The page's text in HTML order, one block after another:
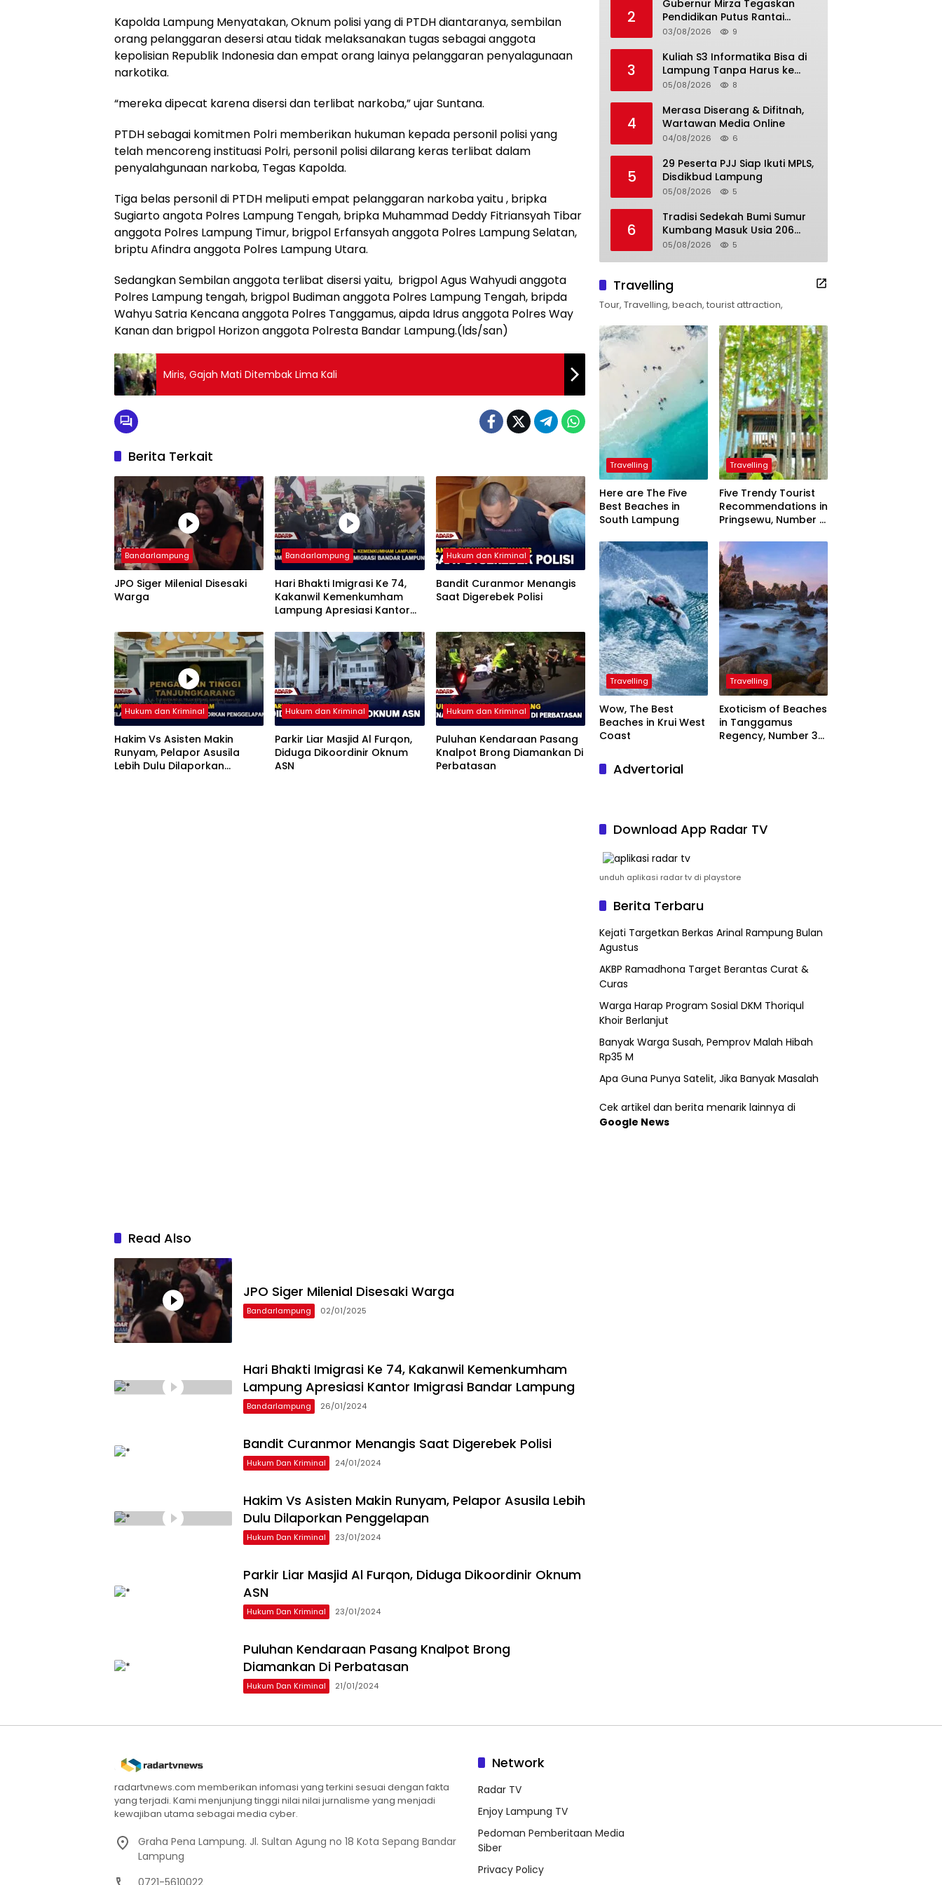
Kapolda Lampung Menyatakan, Oknum polisi yang di PTDH diantaranya, sembilan
orang pelanggaran desersi atau tidak melaksanakan tugas sebagai anggota
kepolisian Republik Indonesia dan empat orang lainya pelanggaran penyalagunaan
narkotika.
“mereka dipecat karena disersi dan terlibat narkoba,” ujar Suntana.
PTDH sebagai komitmen Polri memberikan hukuman kepada personil polisi yang
telah mencoreng instituasi Polri, personil polisi dilarang keras terlibat dalam
penyalahgunaan narkoba, Tegas Kapolda.
Tiga belas personil di PTDH meliputi empat pelanggaran narkoba yaitu , bripka
Sugiarto angota Polres Lampung Tengah, bripka Muhammad Deddy Fitriansyah Tibar
anggota Polres Lampung Timur, brigpol Erfansyah anggota Polres Lampung Selatan,
briptu Afindra anggota Polres Lampung Utara.
Sedangkan Sembilan anggota terlibat disersi yaitu, brigpol Agus Wahyudi anggota
Polres Lampung tengah, brigpol Budiman anggota Polres Lampung Tengah, bripda
Wahyu Satria Kencana anggota Polres Tanggamus, aipda Idrus anggota Polres Way
Kanan dan brigpol Horizon anggota Polresta Bandar Lampung.(lds/san)
Miris, Gajah Mati Ditembak Lima Kali
Berita Terkait
Bandarlampung
JPO Siger Milenial Disesaki
Warga
Bandarlampung
Hari Bhakti Imigrasi Ke 74,
Kakanwil Kemenkumham
Lampung Apresiasi Kantor
Hukum dan Kriminal
Bandit Curanmor Menangis
Saat Digerebek Polisi
Hukum dan Kriminal
Hakim Vs Asisten Makin
Runyam, Pelapor Asusila
Lebih Dulu Dilaporkan
Hukum dan Kriminal
Parkir Liar Masjid Al Furqon,
Diduga Dikoordinir Oknum
ASN
Hukum dan Kriminal
Puluhan Kendaraan Pasang
Knalpot Brong Diamankan Di
Perbatasan
Read Also
JPO Siger Milenial Disesaki Warga
Bandarlampung 02/01/2025
Hari Bhakti Imigrasi Ke 74, Kakanwil Kemenkumham
Lampung Apresiasi Kantor Imigrasi Bandar Lampung
Bandarlampung 26/01/2024
Bandit Curanmor Menangis Saat Digerebek Polisi
Hukum Dan Kriminal 24/01/2024
Hakim Vs Asisten Makin Runyam, Pelapor Asusila Lebih
Dulu Dilaporkan Penggelapan
Hukum Dan Kriminal 23/01/2024
Parkir Liar Masjid Al Furqon, Diduga Dikoordinir Oknum
ASN
Hukum Dan Kriminal 23/01/2024
Puluhan Kendaraan Pasang Knalpot Brong
Diamankan Di Perbatasan
Hukum Dan Kriminal 21/01/2024
2
Gubernur Mirza Tegaskan
Pendidikan Putus Rantai
Kemiskinan
03/08/2026 9
3
Kuliah S3 Informatika Bisa di
Lampung Tanpa Harus ke
Luar Daerah
05/08/2026 8
4
Merasa Diserang & Difitnah,
Wartawan Media Online
04/08/2026 6
5
29 Peserta PJJ Siap Ikuti MPLS,
Disdikbud Lampung
05/08/2026 5
6
Tradisi Sedekah Bumi Sumur
Kumbang Masuk Usia 206
Tahun
05/08/2026 5
Travelling
Tour, Travelling, beach, tourist attraction,
Travelling
Here are The Five
Best Beaches in
South Lampung
Travelling
Five Trendy Tourist
Recommendations in
Pringsewu, Number 3
President
Travelling
Wow, The Best
Beaches in Krui West
Coast
Travelling
Exoticism of Beaches
in Tanggamus
Regency, Number 3
Advertorial
Download App Radar TV
unduh aplikasi radar tv di playstore
Berita Terbaru
Kejati Targetkan Berkas Arinal Rampung Bulan
Agustus
AKBP Ramadhona Target Berantas Curat &
Curas
Warga Harap Program Sosial DKM Thoriqul
Khoir Berlanjut
Banyak Warga Susah, Pemprov Malah Hibah
Rp35 M
Apa Guna Punya Satelit, Jika Banyak Masalah
Cek artikel dan berita menarik lainnya di
Google News
radartvnews.com memberikan infomasi yang terkini sesuai dengan fakta
yang terjadi. Kami menjunjung tinggi nilai nilai jurnalisme yang menjadi
kewajiban utama sebagai media cyber.
Graha Pena Lampung. Jl. Sultan Agung no 18 Kota Sepang Bandar
Lampung
Network
Radar TV
Enjoy Lampung TV
Pedoman Pemberitaan Media
Siber
Privacy Policy